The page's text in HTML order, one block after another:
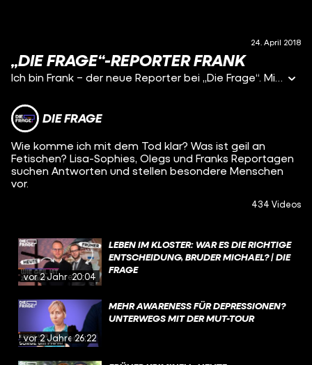
24. April 2018
„DIE FRAGE“-REPORTER FRANK
Ich bin Frank – der neue Reporter bei „Die Frage“. Mich begeistert es total, die unterschiedlichsten Menschen kennenzulernen und alles, was nicht der Norm entspricht und anders ist, zu entdecken. Doch bevor es für mich so richtig losgeht und ich spannende Menschen mit Fragen löchere, dachte ich mir, dass ich den Spieß einfach mal umdrehe. Deshalb ging es für mich einen Tag durch die Stadt und durchs Büro, um euch mal die Fragen stellen zu lassen: „Hattest du heute schon Sex?“ – „Könntest du dich in einen Mann verlieben?“ – „Wann hast du das letzte Mal geweint?“ – „Wie oft warst du heute schon auf dem Klo?“ Ihr wolltet es wissen und ich habe euch im Video Rede und Antwort gestanden!
DIE FRAGE
Wie komme ich mit dem Tod klar? Was ist geil an
Fetischen? Lisa-Sophies, Olegs und Franks Reportagen
suchen Antworten und stellen besondere Menschen
vor.
434 Videos
vor 2 Jahren20:04
LEBEN IM KLOSTER: WAR ES DIE RICHTIGE
ENTSCHEIDUNG, BRUDER MICHAEL? | DIE
FRAGE
vor 2 Jahren26:22
MEHR AWARENESS FÜR DEPRESSIONEN?
UNTERWEGS MIT DER MUT-TOUR